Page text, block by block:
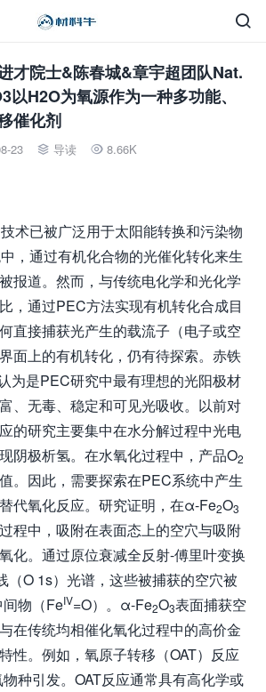

才院士&陈春城&章宇超团队Nat.
H2O为氧源作为一种多功能、
催化剂
23  导读  8.66K
术已被广泛用于太阳能转换和污染物
，通过有机化合物的光催化转化来生
报道。然而，与传统电化学和光化学
，通过PEC方法实现有机转化合成目
直接捕获光产生的载流子（电子或空
面上的有机转化，仍有待探索。赤铁
为是PEC研究中最有理想的光阳极材
、无毒、稳定和可见光吸收。以前对
的研究主要集中在水分解过程中光电
阴极析氢。在水氧化过程中，产品O2
。因此，需要探索在PEC系统中产生
代氧化反应。研究证明，在α-Fe2O3
程中，吸附在表面态上的空穴与吸附
化。通过原位衰减全反射-傅里叶变换
（O 1s）光谱，这些被捕获的空穴被
物（FeIV=O）。α-Fe2O3表面捕获空
在传统均相催化氧化过程中的高价金
性。例如，氧原子转移（OAT）反应
种引发。OAT反应通常具有高化学或